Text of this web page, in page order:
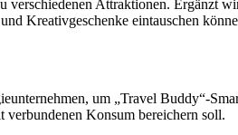
Attraktionen. Ergänzt
Kreativgeschenke eintauschen
um „Travel Buddy“-
Konsum bereichern soll.